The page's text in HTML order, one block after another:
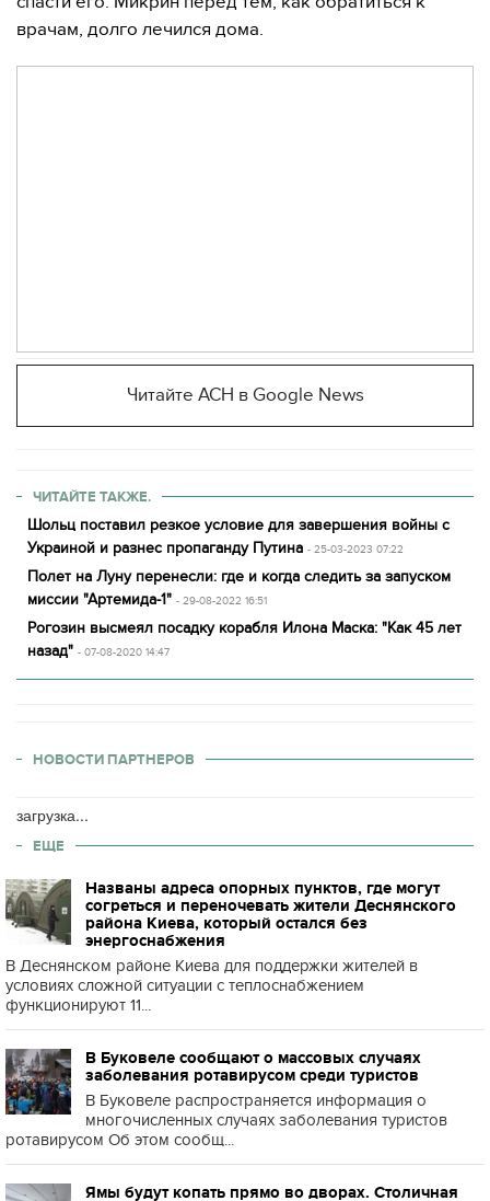
врачам, долго лечился дома.
Читайте АСН в Google News
ЧИТАЙТЕ ТАКЖЕ.
Шольц поставил резкое условие для завершения войны с
Украиной и разнес пропаганду Путина - 25-03-2023 07:22
Полет на Луну перенесли: где и когда следить за запуском
миссии "Артемида-1" - 29-08-2022 16:51
Рогозин высмеял посадку корабля Илона Маска: "Как 45 лет
назад" - 07-08-2020 14:47
НОВОСТИ ПАРТНЕРОВ
загрузка...
ЕЩЕ
Названы адреса опорных пунктов, где могут
согреться и переночевать жители Деснянского
района Киева, который остался без
энергоснабжения
В Деснянском районе Киева для поддержки жителей в
условиях сложной ситуации с теплоснабжением
функционируют 11...
В Буковеле сообщают о массовых случаях
заболевания ротавирусом среди туристов
В Буковеле распространяется информация о
многочисленных случаях заболевания туристов
ротавирусом Об этом сообщ...
Ямы будут копать прямо во дворах. Столичная